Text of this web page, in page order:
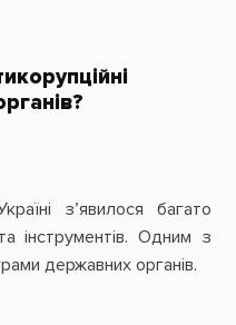
з’явилося багато
інструментів. Одним з
державних органів.